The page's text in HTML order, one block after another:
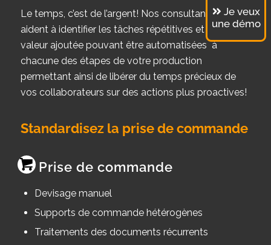
Le temps, c’est de l’argent! Nos consultants vous
aident à identifier les tâches répétitives et sans
valeur ajoutée pouvant être automatisées à
chacune des étapes de votre production
permettant ainsi de libérer du temps précieux de
vos collaborateurs sur des actions plus proactives!
Standardisez la prise de commande
Prise de commande
Devisage manuel
Supports de commande hétérogènes
Traitements des documents récurrents
Je veux
une démo